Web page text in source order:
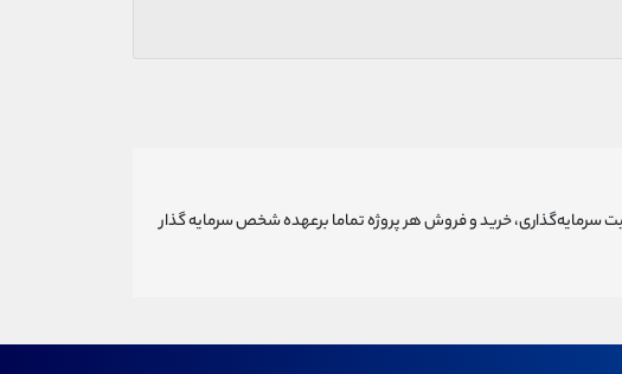
سرمایه‌گذاری، خرید و فروش هر پروژه تماما برعهده شخص سرمایه گذار